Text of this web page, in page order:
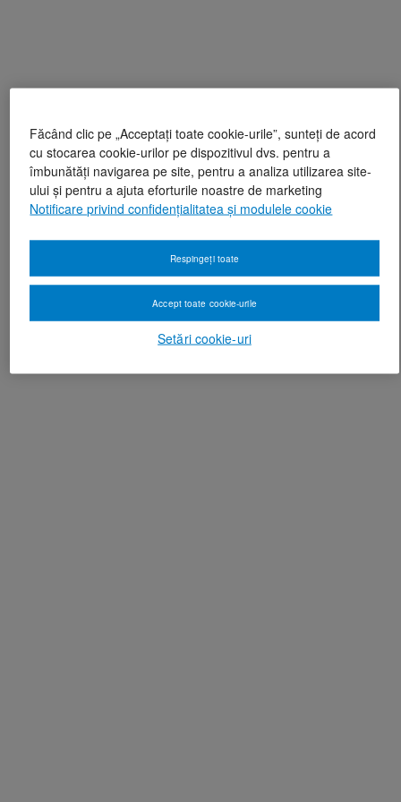
Făcând clic pe „Acceptați toate cookie-urile”, sunteți de acord
cu stocarea cookie-urilor pe dispozitivul dvs. pentru a
îmbunătăți navigarea pe site, pentru a analiza utilizarea site-
ului și pentru a ajuta eforturile noastre de marketing
Notificare privind confidențialitatea și modulele cookie
Setări cookie-uri
Respingeți toate
Accept toate cookie-urile